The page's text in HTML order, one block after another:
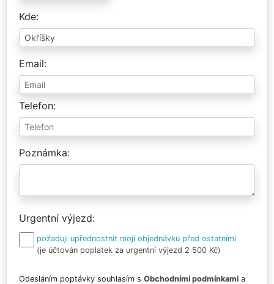
Kde
Email
Telefon
Poznámka
Urgentní výjezd
požaduji upřednostnit moji objednávku před ostatními
(je účtován poplatek za urgentní výjezd 2 500 Kč)
Odesláním poptávky souhlasím s Obchodními podmínkami a